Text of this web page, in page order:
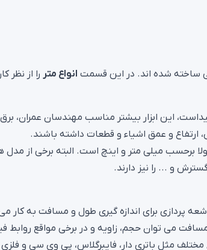
ساخته شده اند. در این قسمت انواع متر
را از نظر
پیداست، این ابزار بیشتر مناسب مهندسان عمران،
ارتفاع و عمق اشیاء و قطعات داشته باشند.
برحسب میلی متر و اینچ است. البته برخی از مدل
و ... را نیز دارند.
و اشعه پردازی برای اندازه گیری طول و مسافت به
می توان حجم، زاویه و در برخی مواقع روابط
مختلف مثل باتری دار، فایبرگلاس، پی وی سی و فلزی